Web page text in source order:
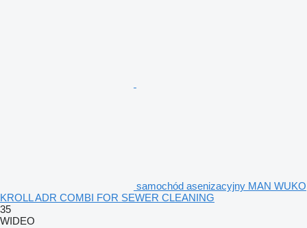
samochód asenizacyjny MAN WUKO
KROLL ADR COMBI FOR SEWER CLEANING
35
WIDEO